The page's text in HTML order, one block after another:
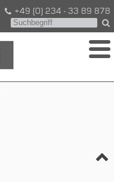
+49 (0) 234 - 33 89 878